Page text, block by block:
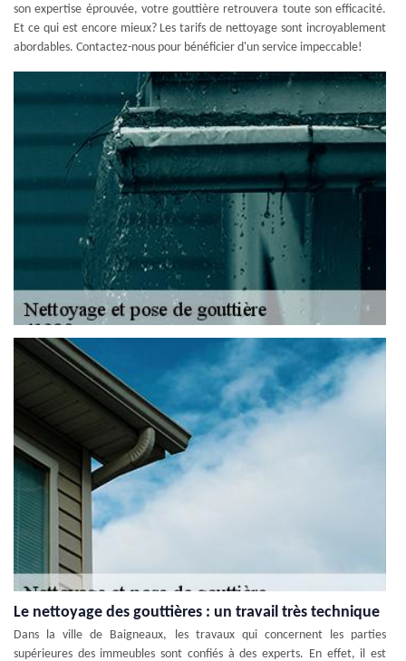
son expertise éprouvée, votre gouttière retrouvera toute son efficacité.
Et ce qui est encore mieux? Les tarifs de nettoyage sont incroyablement
abordables. Contactez-nous pour bénéficier d'un service impeccable!
Le nettoyage des gouttières : un travail très technique
Dans la ville de Baigneaux, les travaux qui concernent les parties
supérieures des immeubles sont confiés à des experts. En effet, il est